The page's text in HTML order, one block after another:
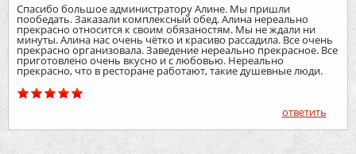
Спасибо большое администратору Алине. Мы пришли
пообедать. Заказали комплексный обед. Алина нереально
прекрасно относится к своим обязаностям. Мы не ждали ни
минуты. Алина нас очень чётко и красиво рассадила. Все очень
прекрасно организовала. Заведение нереально прекрасное. Все
приготовлено очень вкусно и с любовью. Нереально
прекрасно, что в ресторане работают, такие душевные люди.
ответить